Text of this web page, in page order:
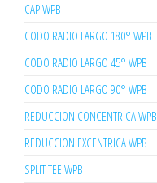
CAP WPB
CODO RADIO LARGO 180° WPB
CODO RADIO LARGO 45° WPB
CODO RADIO LARGO 90° WPB
REDUCCION CONCENTRICA WPB
REDUCCION EXCENTRICA WPB
SPLIT TEE WPB